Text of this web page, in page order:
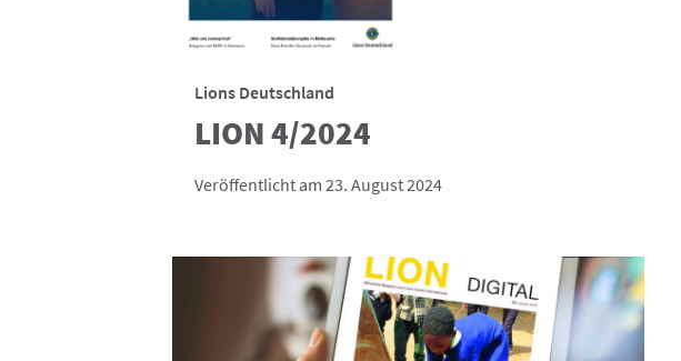
Lions Deutschland
LION 4/2024
Veröffentlicht am 23. August 2024